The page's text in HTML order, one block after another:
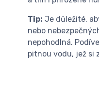
Tip: Je důležité,
nebo
nepohodlná.
pitnou vodu, jež si